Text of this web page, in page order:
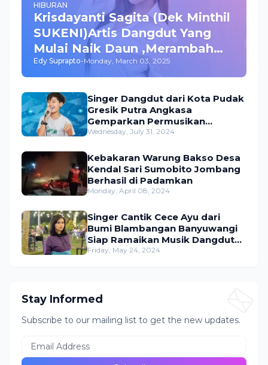
HIBURAN
Krisdayanti Sagita (Dek Minthil
SUKENI)Artis Dangdut Yang
Mulai Naik Daun ,Merambah
Bisnis dan Akting
Edy Suprapto-Monday, March 03, 2025
Singer Dangdut dari Kota Pudak
Gresik Putra Angkasa
Gemparkan Permusikan
Dangdut Indonesia
Wednesday, July 31, 2024
Kebakaran Warung Bakso Desa
Kendal Sari Sumobito Jombang
Berhasil di Padamkan
Monday, April 08, 2024
Singer Cantik Cece Ayu dari
Bumi Blambangan Banyuwangi
Siap Ramaikan Musik Dangdut
Indonesia
Friday, May 24, 2024
Stay Informed
Subscribe to our mailing list to get the new updates.